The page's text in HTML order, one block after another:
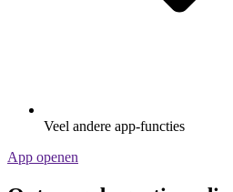
Veel andere app-functies
App openen